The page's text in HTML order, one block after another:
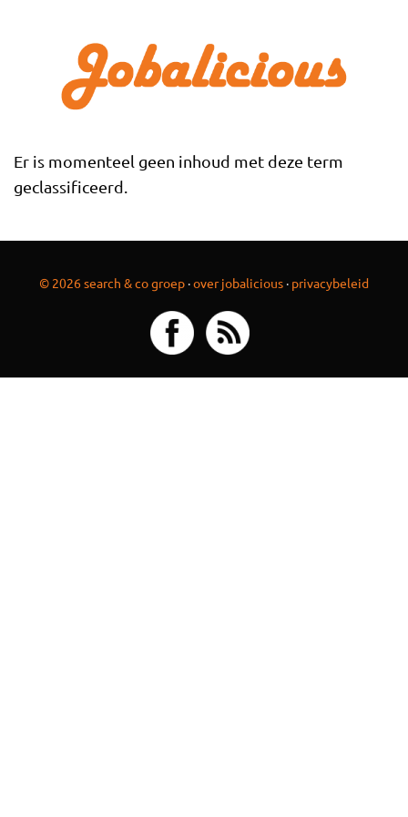
Er is momenteel geen inhoud met deze term
geclassificeerd.
© 2026 search & co groep ·over jobalicious · privacybeleid